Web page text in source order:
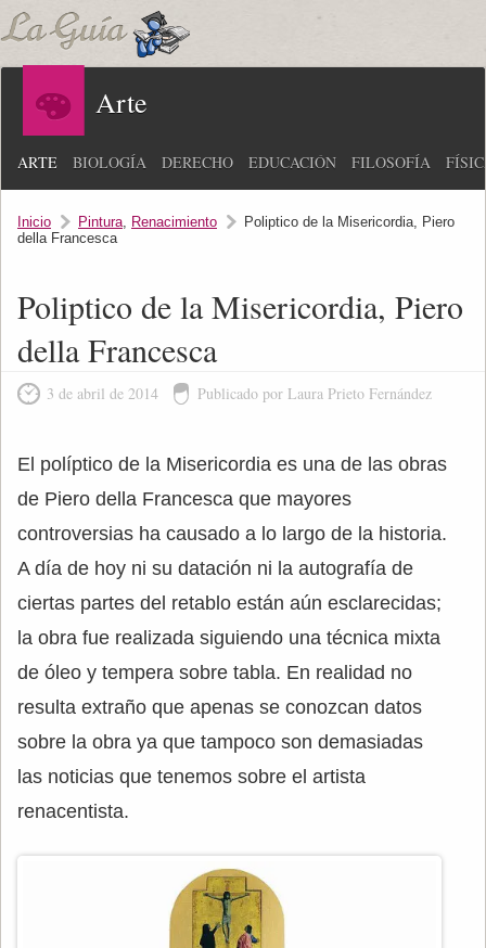
Arte
ARTE BIOLOGÍA DERECHO EDUCACIÓN FILOSOFÍA
Inicio Pintura, Renacimiento
Poliptico de la Misericordia, Piero
della Francesca
Poliptico de la Misericordia, Piero
della Francesca
3 de abril de 2014 Publicado por Laura Prieto Fernández
El políptico de la Misericordia es una de las obras
de Piero della Francesca que mayores
controversias ha causado a lo largo de la historia.
A día de hoy ni su datación ni la autografía de
ciertas partes del retablo están aún esclarecidas;
la obra fue realizada siguiendo una técnica mixta
de óleo y tempera sobre tabla. En realidad no
resulta extraño que apenas se conozcan datos
sobre la obra ya que tampoco son demasiadas
las noticias que tenemos sobre el artista
renacentista.